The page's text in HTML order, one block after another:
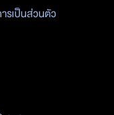
รเป็นส่วนตัว